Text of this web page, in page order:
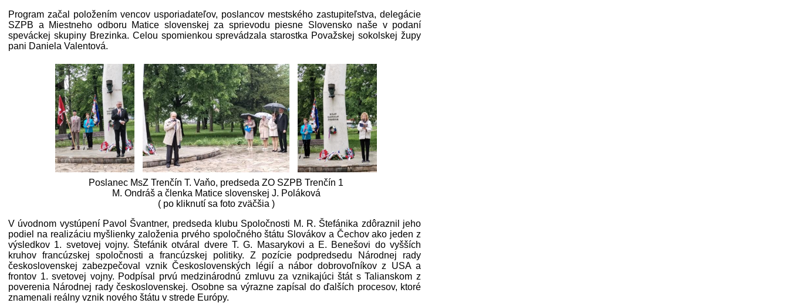
Program začal položením vencov usporiadateľov, poslancov mestského zastupiteľstva, delegácie
SZPB a Miestneho odboru Matice slovenskej za sprievodu piesne Slovensko naše v podaní
speváckej skupiny Brezinka. Celou spomienkou sprevádzala starostka Považskej sokolskej župy
pani Daniela Valentová.
Poslanec MsZ Trenčín T. Vaňo, predseda ZO SZPB Trenčín 1
M. Ondráš a členka Matice slovenskej J. Poláková
( po kliknutí sa foto zväčšia )
V úvodnom vystúpení Pavol Švantner, predseda klubu Spoločnosti M. R. Štefánika zdôraznil jeho
podiel na realizáciu myšlienky založenia prvého spoločného štátu Slovákov a Čechov ako jeden z
výsledkov 1. svetovej vojny. Štefánik otváral dvere T. G. Masarykovi a E. Benešovi do vyšších
kruhov francúzskej spoločnosti a francúzskej politiky. Z pozície podpredsedu Národnej rady
československej zabezpečoval vznik Československých légií a nábor dobrovoľníkov z USA a
frontov 1. svetovej vojny. Podpísal prvú medzinárodnú zmluvu za vznikajúci štát s Talianskom z
poverenia Národnej rady československej. Osobne sa výrazne zapísal do ďalších procesov, ktoré
znamenali reálny vznik nového štátu v strede Európy.